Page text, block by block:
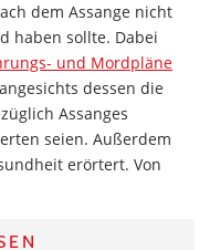
dem Assange nicht
haben sollte. Dabei
und Mordpläne
dessen die
Assanges
seien. Außerdem
erörtert. Von